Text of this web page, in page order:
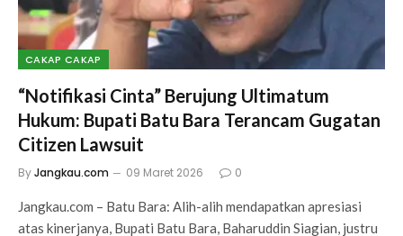
CAKAP CAKAP
“Notifikasi Cinta” Berujung Ultimatum
Hukum: Bupati Batu Bara Terancam Gugatan
Citizen Lawsuit
ByJangkau.com 09 Maret 2026 0
Jangkau.com – Batu Bara: Alih-alih mendapatkan apresiasi
atas kinerjanya, Bupati Batu Bara, Baharuddin Siagian, justru